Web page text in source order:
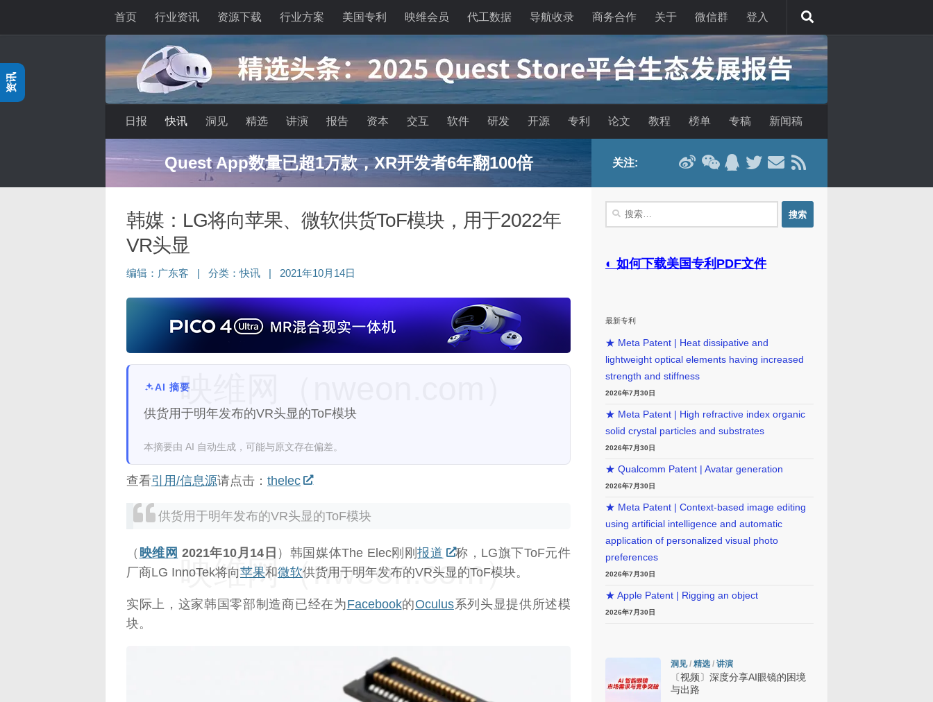
首页 行业资讯 资源下载 行业方案 美国专利 映维会员 代工数据 导航收录 商务合作 关于 微信群 登入
日报 快讯 洞见 精选 讲演 报告 资本 交互 软件 研发 开源 专利 论文 教程 榜单 专稿 新闻稿
Quest App数量已超1万款，XR开发者6年翻100倍
韩媒：LG将向苹果、微软供货ToF模块，用于2022年
VR头显
编辑： 广东客 分类：快讯 2021年10月14日
AI 摘要
供货用于明年发布的VR头显的ToF模块
本摘要由 AI 自动生成，可能与原文存在偏差。
查看引用/信息源请点击： thelec
供货用于明年发布的VR头显的ToF模块
（ 映维网 2021年10月14日 ）韩国媒体The Elec刚刚报道
称，LG旗下ToF元件
厂商LG InnoTek将向苹果和微软供货用于明年发布的VR头显的ToF模块。
实际上，这家韩国零部制造商已经在为Facebook的Oculus系列头显提供所述模
块。
映维网（nweon.com）
映维网（nweon.com）
关注:
搜
索：
◐ 如何下载美国专利PDF文件
最新专利
★ Meta Patent | Heat dissipative and
lightweight optical elements having increased
strength and stiffness
2026年7月30日
★ Meta Patent | High refractive index organic
solid crystal particles and substrates
2026年7月30日
★ Qualcomm Patent | Avatar generation
2026年7月30日
★ Meta Patent | Context-based image editing
using artificial intelligence and automatic
application of personalized visual photo
preferences
2026年7月30日
★ Apple Patent | Rigging an object
2026年7月30日
洞见/ 精选 / 讲演
〔视频〕深度分享AI眼镜的困境
与出路
资讯